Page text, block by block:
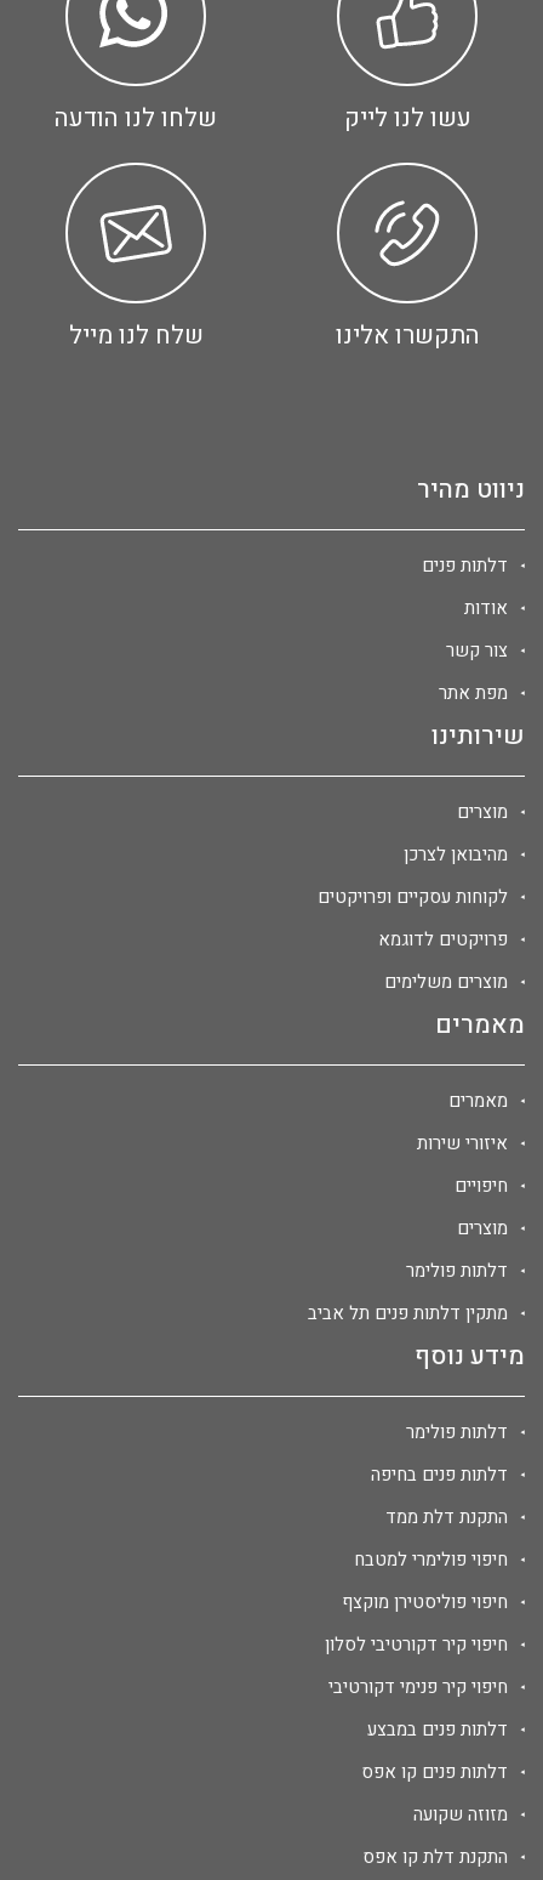
עשו לנו לייק שלחו לנו הודעה
התקשרו אלינו שלח לנו מייל
ניווט מהיר
דלתות פנים
אודות
צור קשר
מפת אתר
שירותינו
מוצרים
מהיבואן לצרכן
לקוחות עסקיים ופרויקטים
פרויקטים לדוגמא
מוצרים משלימים
מאמרים
מאמרים
איזורי שירות
חיפויים
מוצרים
דלתות פולימר
מתקין דלתות פנים תל אביב
מידע נוסף
דלתות פולימר
דלתות פנים בחיפה
התקנת דלת ממד
חיפוי פולימרי למטבח
חיפוי פוליסטירן מוקצף
חיפוי קיר דקורטיבי לסלון
חיפוי קיר פנימי דקורטיבי
דלתות פנים במבצע
דלתות פנים קו אפס
מזוזה שקועה
התקנת דלת קו אפס